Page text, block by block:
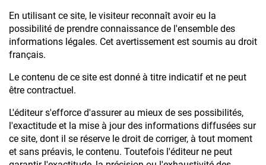
En utilisant ce site, le visiteur reconnaît avoir eu la
possibilité de prendre connaissance de l'ensemble des
informations légales. Cet avertissement est soumis au droit
français.
Le contenu de ce site est donné à titre indicatif et ne peut
être contractuel.
L'éditeur s'efforce d'assurer au mieux de ses possibilités,
l'exactitude et la mise à jour des informations diffusées sur
ce site, dont il se réserve le droit de corriger, à tout moment
et sans préavis, le contenu. Toutefois l'éditeur ne peut